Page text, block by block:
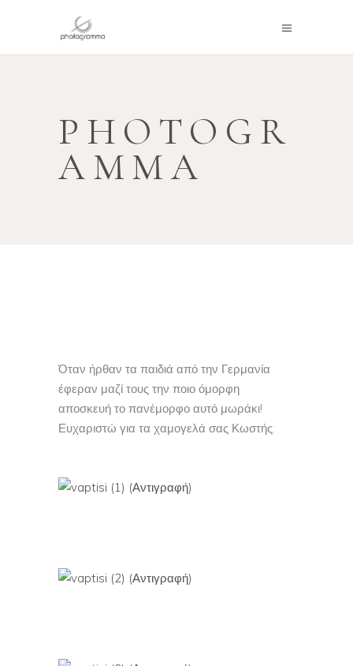
PHOTOGR
AMMA
Όταν ήρθαν τα παιδιά από την Γερμανία
έφεραν μαζί τους την ποιο όμορφη
αποσκευή το πανέμορφο αυτό μωράκι!
Ευχαριστώ για τα χαμογελά σας Κωστής.